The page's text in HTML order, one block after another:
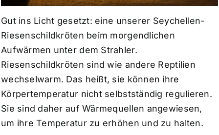
Gut ins Licht gesetzt: eine unserer Seychellen-
Riesenschildkröten beim morgendlichen
Aufwärmen unter dem Strahler.
Riesenschildkröten sind wie andere Reptilien
wechselwarm. Das heißt, sie können ihre
Körpertemperatur nicht selbstständig regulieren.
Sie sind daher auf Wärmequellen angewiesen,
um ihre Temperatur zu erhöhen und zu halten.